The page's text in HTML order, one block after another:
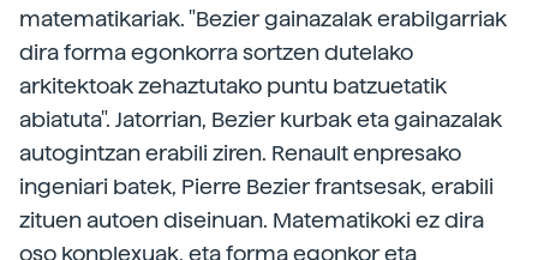
matematikariak. "Bezier gainazalak erabilgarriak
dira forma egonkorra sortzen dutelako
arkitektoak zehaztutako puntu batzuetatik
abiatuta". Jatorrian, Bezier kurbak eta gainazalak
autogintzan erabili ziren. Renault enpresako
ingeniari batek, Pierre Bezier frantsesak, erabili
zituen autoen diseinuan. Matematikoki ez dira
oso konplexuak, eta forma egonkor eta